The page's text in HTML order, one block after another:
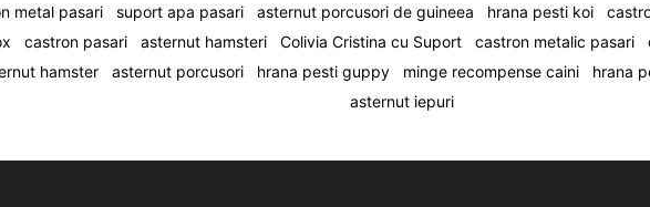
metal pasari suport apa pasari asternut porcusori de guineea hrana pesti koi
castron pasari asternut hamsteri Colivia Cristina cu Suport castron metalic pasari
hamster asternut porcusori hrana pesti guppy minge recompense caini hrana
asternut iepuri